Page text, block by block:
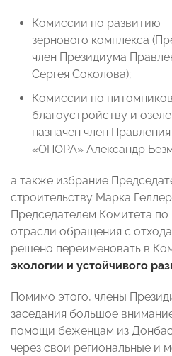
Комиссии по развитию
зернового комплекса
член Президиума
Сергея Соколова);
Комиссии по
благоустройству и
назначен член
«ОПОРА» Александр
а также избрание
строительству Марка
Председателем Комитета
отрасли обращения с
решено переименовать в
экологии и устойчивого
Помимо этого, члены
заседания большое
помощи беженцам из
через свои региональные и